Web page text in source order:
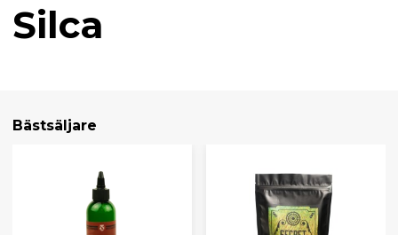
Silca
Bästsäljare